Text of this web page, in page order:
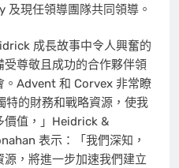
及現任領導團隊共同領導。
成長故事中令人興奮的
尊敬且成功的合作夥伴領
。Advent 和 Corvex 非常瞭
的財務和戰略資源，使我
價值，」Heidrick &
表示：「我們深知，
，將進一步加速我們建立